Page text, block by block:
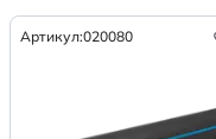
Артикул:020080